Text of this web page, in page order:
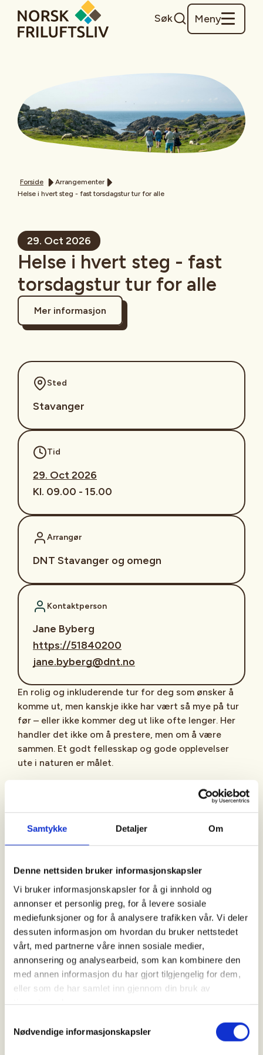
Samtykke Detaljer Om
Denne nettsiden bruker informasjonskapsler
Vi bruker informasjonskapsler for å gi innhold og
annonser et personlig preg, for å levere sosiale
mediefunksjoner og for å analysere trafikken vår. Vi deler
dessuten informasjon om hvordan du bruker nettstedet
vårt, med partnerne våre innen sosiale medier,
annonsering og analysearbeid, som kan kombinere den
med annen informasjon du har gjort tilgjengelig for dem,
eller som de har samlet inn gjennom din bruk av
Nødvendige informasjonskapsler
Søk Meny
Forside
Arrangementer
Helse i hvert steg - fast torsdagstur tur for alle
29. Oct 2026
Helse i hvert steg - fast
torsdagstur tur for alle
Mer informasjon
Sted
Stavanger
Tid
29. Oct 2026
Kl. 09.00 - 15.00
Arrangør
DNT Stavanger og omegn
Kontaktperson
Jane Byberg
https://51840200
jane.byberg@dnt.no
En rolig og inkluderende tur for deg som ønsker å
komme ut, men kanskje ikke har vært så mye på tur
før – eller ikke kommer deg ut like ofte lenger. Her
handler det ikke om å prestere, men om å være
sammen. Et godt fellesskap og gode opplevelser
ute i naturen er målet.
Stavanger turistforening (DNT) og Verket
arrangerer hver torsdag turgruppen Helse i hvert
vi spiser lunsj og drikker kaffe sammen.
Oppmøte klokken 10 utenfor Turistforeningen, Olav
V s gate 18. Vi går ulike turer i Stavanger og omegn.
Turene varierer i lengde og terreng, med mulighet
til alt fra korte til lange løyper. Underveis har vi en
god pause der vi spiser lunsj og drikker kaffe
sammen. Ingen påmelding, kun oppmøte. Hver enkelt
betaler sin egen kollektiv billett og tar med egen
nistepakke, drikke og sitteunderlag. Verket tar med
kaffe og te. Vi er tilbake innen kl 15.
22.01 Gå fra Rosenli til Godalen